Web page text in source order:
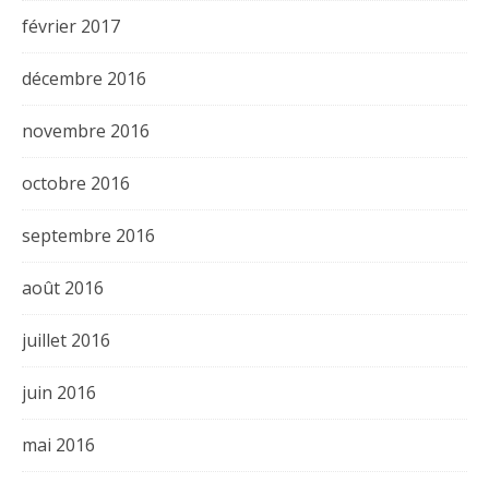
février 2017
décembre 2016
novembre 2016
octobre 2016
septembre 2016
août 2016
juillet 2016
juin 2016
mai 2016